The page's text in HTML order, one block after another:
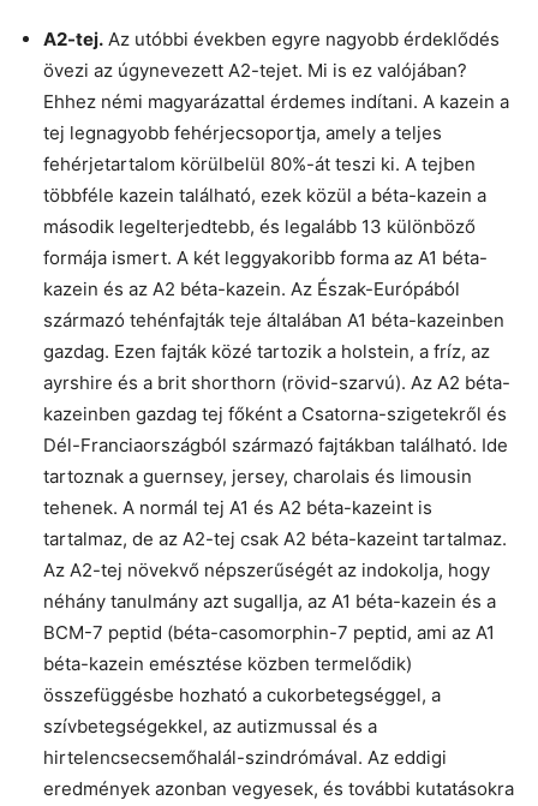
A2-tej. Az utóbbi években egyre nagyobb érdeklődés
övezi az úgynevezett A2-tejet. Mi is ez valójában?
Ehhez némi magyarázattal érdemes indítani. A kazein a
tej legnagyobb fehérjecsoportja, amely a teljes
fehérjetartalom körülbelül 80%-át teszi ki. A tejben
többféle kazein található, ezek közül a béta-kazein a
második legelterjedtebb, és legalább 13 különböző
formája ismert. A két leggyakoribb forma az A1 béta-
kazein és az A2 béta-kazein. Az Észak-Európából
származó tehénfajták teje általában A1 béta-kazeinben
gazdag. Ezen fajták közé tartozik a holstein, a fríz, az
ayrshire és a brit shorthorn (rövid-szarvú). Az A2 béta-
kazeinben gazdag tej főként a Csatorna-szigetekről és
Dél-Franciaországból származó fajtákban található. Ide
tartoznak a guernsey, jersey, charolais és limousin
tehenek. A normál tej A1 és A2 béta-kazeint is
tartalmaz, de az A2-tej csak A2 béta-kazeint tartalmaz.
Az A2-tej növekvő népszerűségét az indokolja, hogy
néhány tanulmány azt sugallja, az A1 béta-kazein és a
BCM-7 peptid (béta-casomorphin-7 peptid, ami az A1
béta-kazein emésztése közben termelődik)
összefüggésbe hozható a cukorbetegséggel, a
szívbetegségekkel, az autizmussal és a
hirtelencsecsemőhalál-szindrómával. Az eddigi
eredmények azonban vegyesek, és további kutatásokra